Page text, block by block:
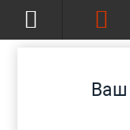
Ваш